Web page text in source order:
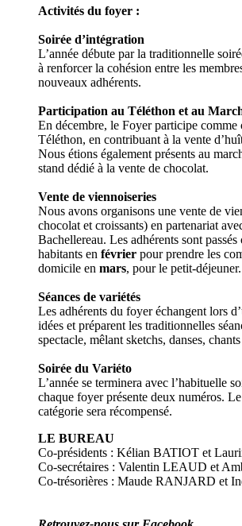
Activités du foyer :
Soirée d’intégration
L’année débute par la traditionnelle
à renforcer la cohésion entre les
nouveaux adhérents.
Participation au Téléthon et au
En décembre, le Foyer participe comme
Téléthon, en contribuant à la vente
Nous étions également présents au
stand dédié à la vente de chocolat.
Vente de viennoiseries
Nous avons organisons une vente de
chocolat et croissants) en partenariat
Bachellereau. Les adhérents sont passés
habitants en février pour prendre les
domicile en mars, pour le petit-déjeuner.
Séances de variétés
Les adhérents du foyer échangent lors
idées et préparent les traditionnelles
spectacle, mêlant sketchs, danses,
Soirée du Variéto
L’année se terminera avec l’habituelle
chaque foyer présente deux numéros.
catégorie sera récompensé.
LE BUREAU
Co-présidents : Kélian BATIOT et
Co-secrétaires : Valentin LEAUD et
Co-trésorières : Maude RANJARD et